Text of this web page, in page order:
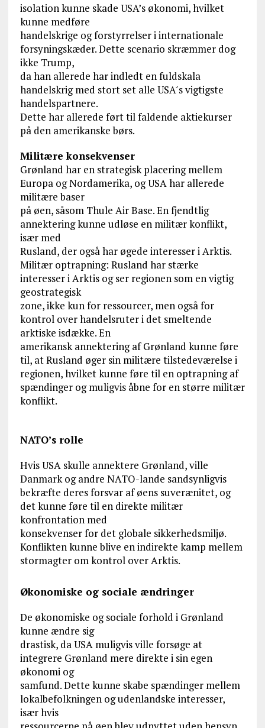
isolation kunne skade USA’s økonomi, hvilket
kunne medføre
handelskrige og forstyrrelser i internationale
forsyningskæder. Dette scenario skræmmer dog
ikke Trump,
da han allerede har indledt en fuldskala
handelskrig med stort set alle USA ́s vigtigste
handelspartnere.
Dette har allerede ført til faldende aktiekurser
på den amerikanske børs.
Militære konsekvenser
Grønland har en strategisk placering mellem
Europa og Nordamerika, og USA har allerede
militære baser
på øen, såsom Thule Air Base. En fjendtlig
annektering kunne udløse en militær konflikt,
især med
Rusland, der også har øgede interesser i Arktis.
Militær optrapning: Rusland har stærke
interesser i Arktis og ser regionen som en vigtig
geostrategisk
zone, ikke kun for ressourcer, men også for
kontrol over handelsruter i det smeltende
arktiske isdække. En
amerikansk annektering af Grønland kunne føre
til, at Rusland øger sin militære tilstedeværelse i
regionen, hvilket kunne føre til en optrapning af
spændinger og muligvis åbne for en større militær
konflikt.
NATO’s rolle
Hvis USA skulle annektere Grønland, ville
Danmark og andre NATO-lande sandsynligvis
bekræfte deres forsvar af øens suverænitet, og
det kunne føre til en direkte militær
konfrontation med
konsekvenser for det globale sikkerhedsmiljø.
Konflikten kunne blive en indirekte kamp mellem
stormagter om kontrol over Arktis.
Økonomiske og sociale ændringer
De økonomiske og sociale forhold i Grønland
kunne ændre sig
drastisk, da USA muligvis ville forsøge at
integrere Grønland mere direkte i sin egen
økonomi og
samfund. Dette kunne skabe spændinger mellem
lokalbefolkningen og udenlandske interesser,
især hvis